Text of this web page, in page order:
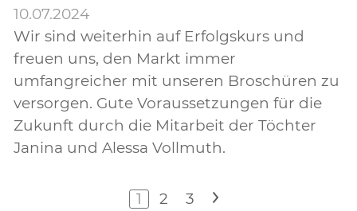
10.07.2024
Wir sind weiterhin auf Erfolgskurs und
freuen uns, den Markt immer
umfangreicher mit unseren Broschüren zu
versorgen. Gute Voraussetzungen für die
Zukunft durch die Mitarbeit der Töchter
Janina und Alessa Vollmuth.
1 2 3 >